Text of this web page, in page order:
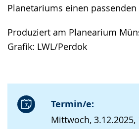
Planetariums einen passenden
Produziert am Planearium
Grafik: LWL/Perdok
Termin/e:
Mittwoch, 3.12.2025,